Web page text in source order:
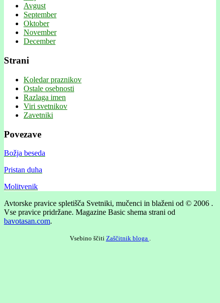
Avgust
September
Oktober
November
December
Strani
Koledar praznikov
Ostale osebnosti
Razlaga imen
Viri svetnikov
Zavetniki
Povezave
Božja beseda
Pristan duha
Molitvenik
Avtorske pravice spletišča Svetniki, mučenci in blaženi od © 2006 .
Vse pravice pridržane. Magazine Basic shema strani od
bavotasan.com.
Vsebino ščiti Zaščitnik bloga .